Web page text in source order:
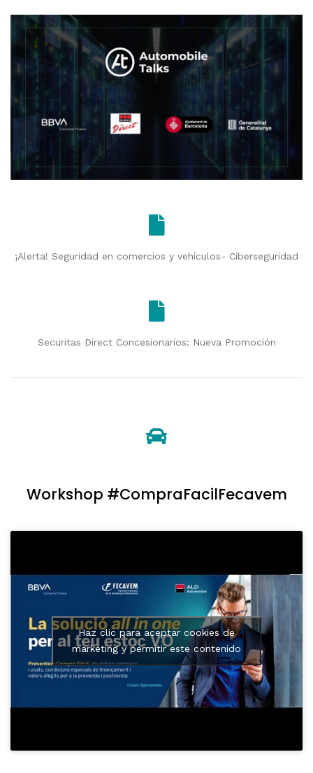
¡Alerta! Seguridad en comercios y vehículos- Ciberseguridad
Securitas Direct Concesionarios: Nueva Promoción
Workshop #CompraFacilFecavem
Haz clic para aceptar cookies de
marketing y permitir este contenido